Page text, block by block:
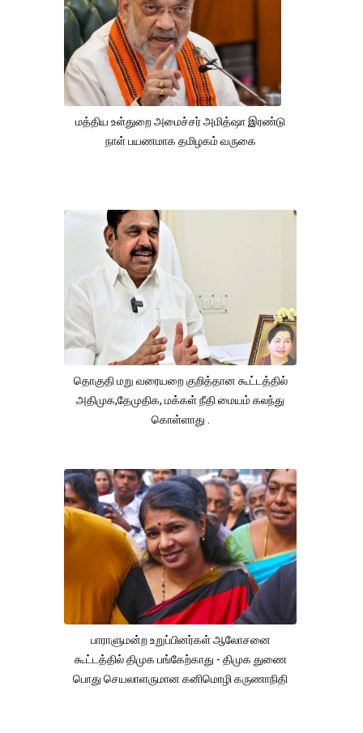
மத்திய உள்துறை அமைச்சர் அமித்ஷா இரண்டு
நாள் பயணமாக தமிழகம் வருகை
தொகுதி மறு வரையறை குறித்தான கூட்டத்தில்
அதிமுக,தேமுதிக, மக்கள் நீதி மையம் கலந்து
கொள்ளாது .
பாராளுமன்ற உறுப்பினர்கள் ஆலோசனை
கூட்டத்தில் திமுக பங்கேற்காது - திமுக துணை
பொது செயலாளருமான கனிமொழி கருணாநிதி